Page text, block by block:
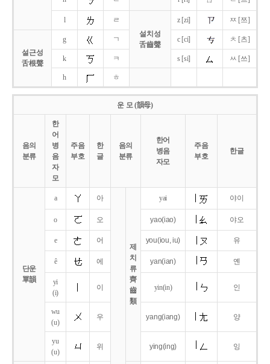
l
ㄹ
설치성
舌齒聲
z [zi] ㅉ [쯔]
설근성
舌根聲
g ㄱ c [ci] ㅊ [츠]
k ㅋ s [si] ㅆ [쓰]
h ㅎ
운 모 (韻母)
음의
분류
한
어
병
음
자
모
주음
부호
한
글
음의
분류
한어
병음
자모
주음
부호
한글
단운
單韻
a 아
제
치
류
齊
齒
類
yai 야이
o 오 yao(iao) 야오
e 어 you(iou,iu) 유
ê 에 yan(ian) 옌
yi
(i)
이 yin(in) 인
wu
(u)
우 yang(iang) 양
yu
(u)
위 ying(ing) 잉